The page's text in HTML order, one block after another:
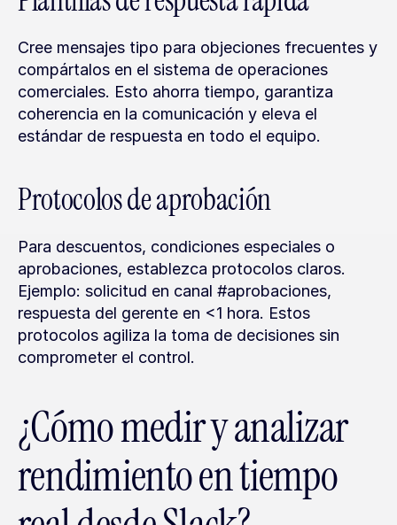
Cree mensajes tipo para objeciones frecuentes y
compártalos en el sistema de operaciones
comerciales. Esto ahorra tiempo, garantiza
coherencia en la comunicación y eleva el
estándar de respuesta en todo el equipo.
Protocolos de aprobación
Para descuentos, condiciones especiales o
aprobaciones, establezca protocolos claros.
Ejemplo: solicitud en canal #aprobaciones,
respuesta del gerente en <1 hora. Estos
protocolos agiliza la toma de decisiones sin
comprometer el control.
¿Cómo medir y analizar
rendimiento en tiempo